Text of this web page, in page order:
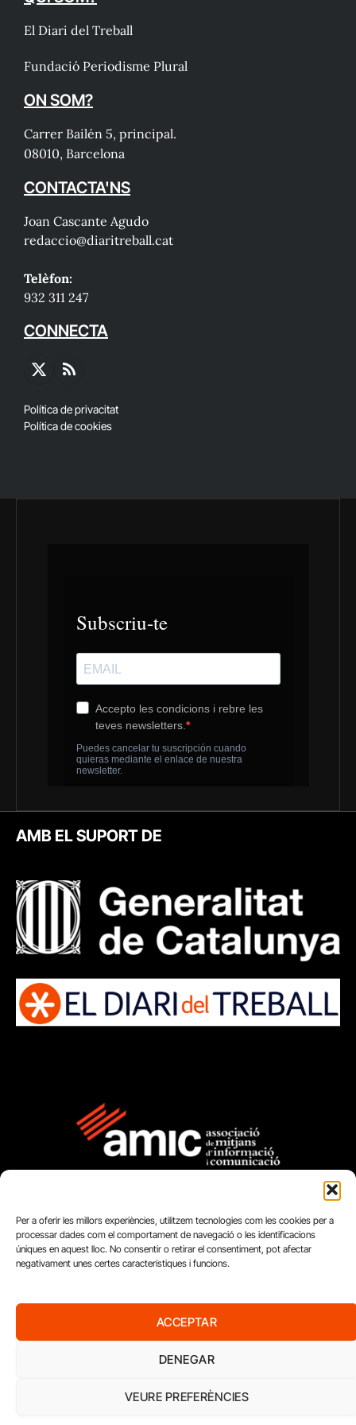
Per a oferir les millors experiències, utilitzem tecnologies com les cookies per a
processar dades com el comportament de navegació o les identificacions
úniques en aquest lloc. No consentir o retirar el consentiment, pot afectar
negativament unes certes característiques i funcions.
ACCEPTAR
DENEGAR
VEURE PREFERÈNCIES
El Diari del Treball
Fundació Periodisme Plural
ON SOM?
Carrer Bailén 5, principal.
08010, Barcelona
CONTACTA'NS
Joan Cascante Agudo
redaccio@diaritreball.cat
Telèfon:
932 311 247
CONNECTA
X
RSS
Política de privacitat
Política de cookies
AMB EL SUPORT DE
FUNDACIÓ
PLURAL